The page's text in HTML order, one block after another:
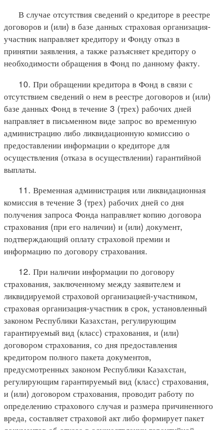
В случае отсутствия сведений о кредиторе в реестре
договоров и (или) в базе данных страховая организация-
участник направляет кредитору и Фонду отказ в
принятии заявления, а также разъясняет кредитору о
необходимости обращения в Фонд по данному факту.
10. При обращении кредитора в Фонд в связи с
отсутствием сведений о нем в реестре договоров и (или)
базе данных Фонд в течение 3 (трех) рабочих дней
направляет в письменном виде запрос во временную
администрацию либо ликвидационную комиссию о
предоставлении информации о кредиторе для
осуществления (отказа в осуществлении) гарантийной
выплаты.
11. Временная администрация или ликвидационная
комиссия в течение 3 (трех) рабочих дней со дня
получения запроса Фонда направляет копию договора
страхования (при его наличии) и (или) документ,
подтверждающий оплату страховой премии и
информацию по договору страхования.
12. При наличии информации по договору
страхования, заключенному между заявителем и
ликвидируемой страховой организацией-участником,
страховая организация-участник в срок, установленный
законом Республики Казахстан, регулирующим
гарантируемый вид (класс) страхования, и (или)
договором страхования, со дня предоставления
кредитором полного пакета документов,
предусмотренных законом Республики Казахстан,
регулирующим гарантируемый вид (класс) страхования,
и (или) договором страхования, проводит работу по
определению страхового случая и размера причиненного
вреда, составляет страховой акт либо формирует пакет